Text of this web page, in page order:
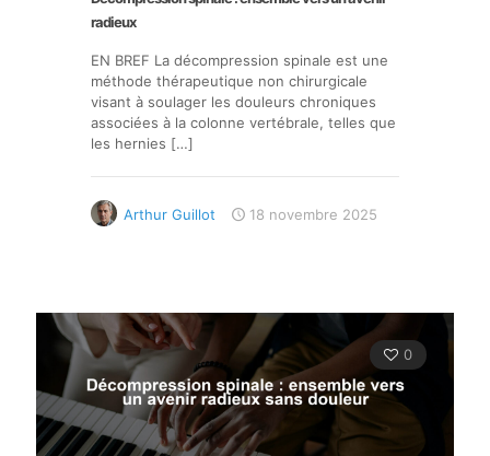
radieux
EN BREF La décompression spinale est une
méthode thérapeutique non chirurgicale
visant à soulager les douleurs chroniques
associées à la colonne vertébrale, telles que
les hernies […]
Arthur Guillot 18 novembre 2025
0